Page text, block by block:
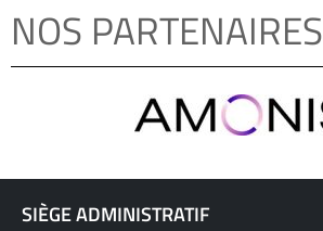
NOS PARTENAIRES
SIÈGE ADMINISTRATIF